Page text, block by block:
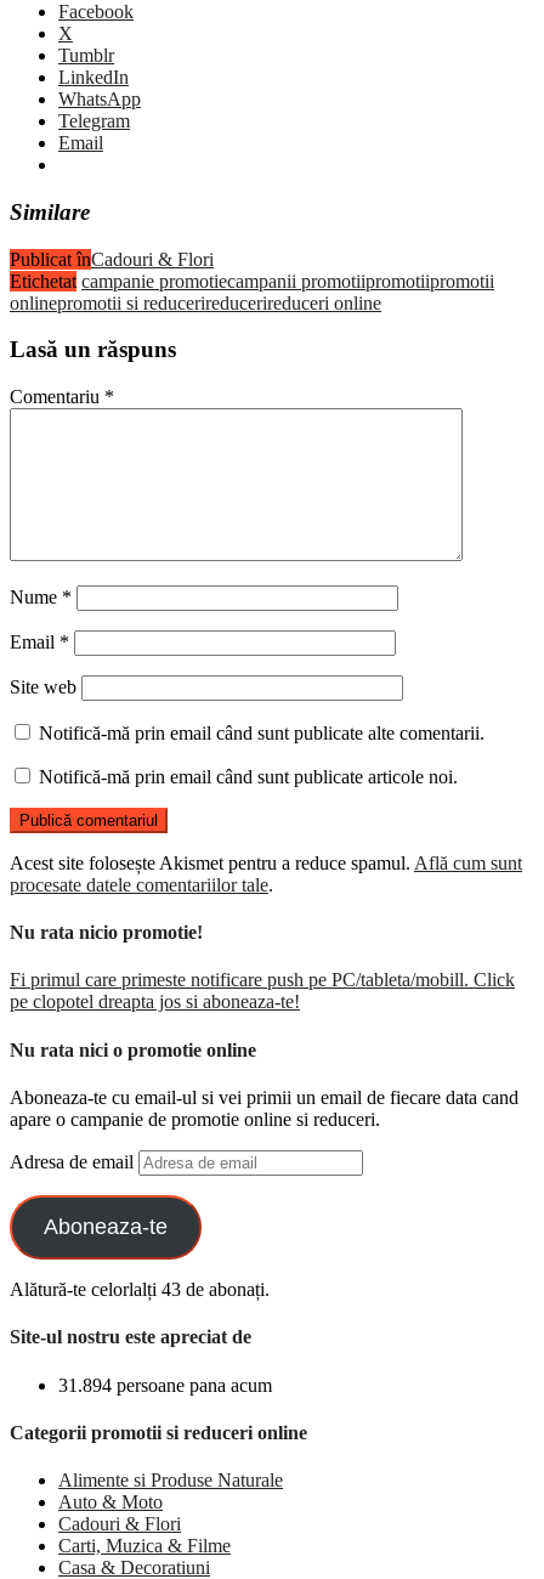
Facebook
X
Tumblr
LinkedIn
WhatsApp
Telegram
Email
Similare
Publicat înCadouri & Flori
Etichetat campanie promotiecampanii promotiipromotiipromotii
onlinepromotii si reducerireducerireduceri online
Lasă un răspuns
Comentariu *
Nume *
Email *
Site web
Notifică-mă prin email când sunt publicate alte comentarii.
Notifică-mă prin email când sunt publicate articole noi.
Acest site folosește Akismet pentru a reduce spamul. Află cum sunt
procesate datele comentariilor tale.
Nu rata nicio promotie!
Fi primul care primeste notificare push pe PC/tableta/mobill. Click
pe clopotel dreapta jos si aboneaza-te!
Nu rata nici o promotie online
Aboneaza-te cu email-ul si vei primii un email de fiecare data cand
apare o campanie de promotie online si reduceri.
Adresa de email
Aboneaza-te
Alătură-te celorlalți 43 de abonați.
Site-ul nostru este apreciat de
31.894 persoane pana acum
Categorii promotii si reduceri online
Alimente si Produse Naturale
Auto & Moto
Cadouri & Flori
Carti, Muzica & Filme
Casa & Decoratiuni